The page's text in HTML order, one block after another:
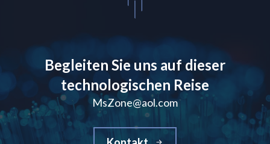
Begleiten Sie uns auf dieser
technologischen Reise
MsZone@aol.com